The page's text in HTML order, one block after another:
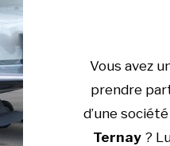
Vous avez
prendre
d’une
Ternay?